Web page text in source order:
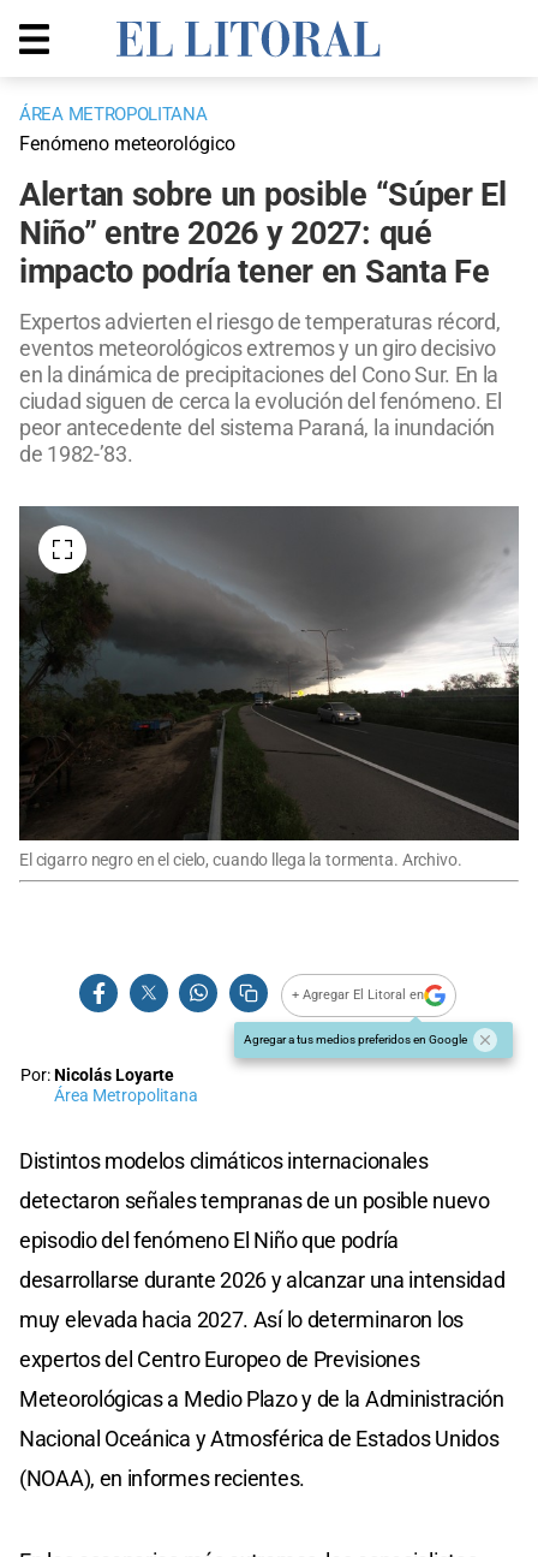
ÁREA METROPOLITANA
Fenómeno meteorológico
Alertan sobre un posible “Súper El
Niño” entre 2026 y 2027: qué
impacto podría tener en Santa Fe
Expertos advierten el riesgo de temperaturas récord,
eventos meteorológicos extremos y un giro decisivo
en la dinámica de precipitaciones del Cono Sur. En la
ciudad siguen de cerca la evolución del fenómeno. El
peor antecedente del sistema Paraná, la inundación
de 1982-’83.
El cigarro negro en el cielo, cuando llega la tormenta. Archivo.
+ Agregar El Litoral en
Agregar a tus medios preferidos en Google
Por:Nicolás Loyarte
Área Metropolitana
Distintos modelos climáticos internacionales
detectaron señales tempranas de un posible nuevo
episodio del fenómeno El Niño que podría
desarrollarse durante 2026 y alcanzar una intensidad
muy elevada hacia 2027. Así lo determinaron los
expertos del Centro Europeo de Previsiones
Meteorológicas a Medio Plazo y de la Administración
Nacional Oceánica y Atmosférica de Estados Unidos
(NOAA), en informes recientes.